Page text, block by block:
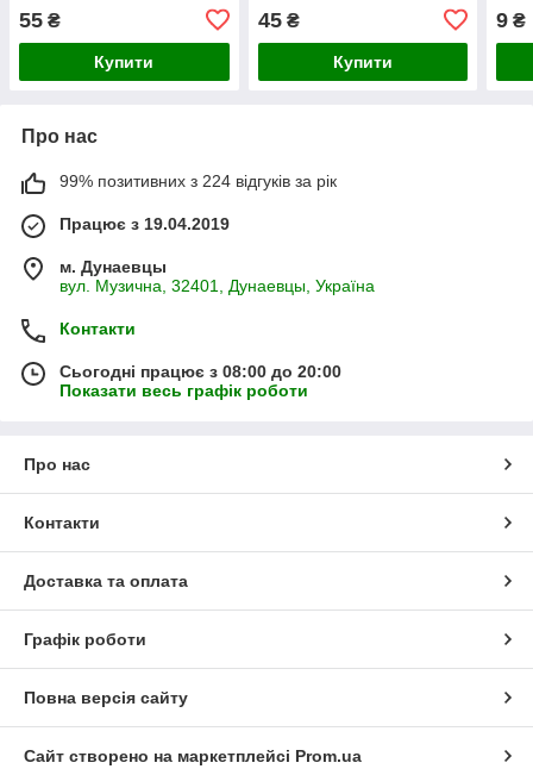
1.65)
55 ₴
Купити
1.85 м)
45₴
Купити
9 ₴
Про нас
99% позитивних з 224 відгуків за рік
Працює з 19.04.2019
м. Дунаевцы
вул. Музична, 32401, Дунаевцы, Україна
Контакти
Сьогодні працює з 08:00 до 20:00
Показати весь графік роботи
Про нас
Контакти
Доставка та оплата
Графік роботи
Повна версія сайту
Сайт створено на маркетплейсі Prom.ua